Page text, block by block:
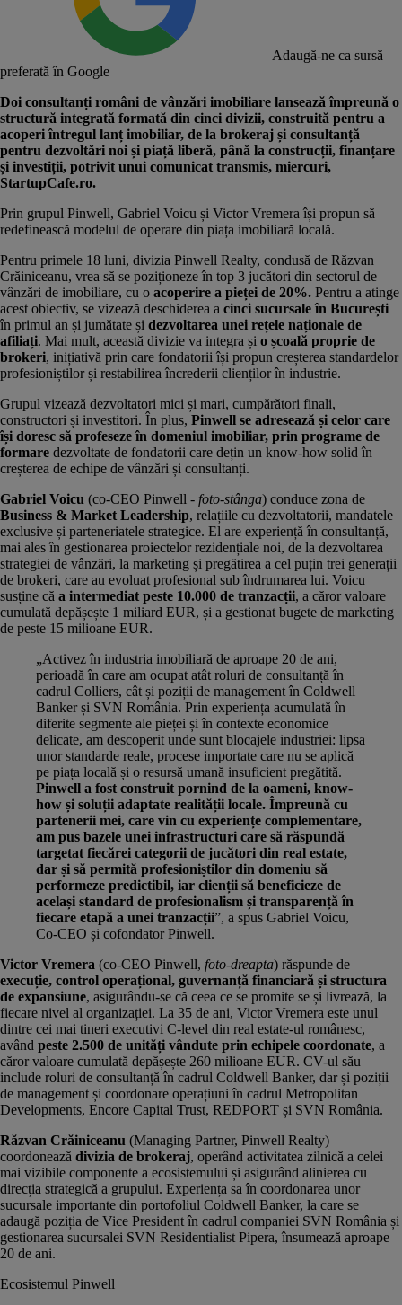
Adaugă-ne ca sursă
preferată în Google
Doi consultanți români de vânzări imobiliare lansează împreună o
structură integrată formată din cinci divizii, construită pentru a
acoperi întregul lanț imobiliar, de la brokeraj și consultanță
pentru dezvoltări noi și piață liberă, până la construcții, finanțare
și investiții, potrivit unui comunicat transmis, miercuri,
StartupCafe.ro.
Prin grupul Pinwell, Gabriel Voicu și Victor Vremera își propun să
redefinească modelul de operare din piața imobiliară locală.
Pentru primele 18 luni, divizia Pinwell Realty, condusă de Răzvan
Crăiniceanu, vrea să se poziționeze în top 3 jucători din sectorul de
vânzări de imobiliare, cu o acoperire a pieței de 20%. Pentru a atinge
acest obiectiv, se vizează deschiderea a cinci sucursale în București
în primul an și jumătate și dezvoltarea unei rețele naționale de
afiliați. Mai mult, această divizie va integra și o școală proprie de
brokeri, inițiativă prin care fondatorii își propun creșterea standardelor
profesioniștilor și restabilirea încrederii clienților în industrie.
Grupul vizează dezvoltatori mici și mari, cumpărători finali,
constructori și investitori. În plus, Pinwell se adresează și celor care
își doresc să profeseze în domeniul imobiliar, prin programe de
formare dezvoltate de fondatorii care dețin un know-how solid în
creșterea de echipe de vânzări și consultanți.
Gabriel Voicu (co-CEO Pinwell - foto-stânga) conduce zona de
Business & Market Leadership, relațiile cu dezvoltatorii, mandatele
exclusive și parteneriatele strategice. El are experiență în consultanță,
mai ales în gestionarea proiectelor rezidențiale noi, de la dezvoltarea
strategiei de vânzări, la marketing și pregătirea a cel puțin trei generații
de brokeri, care au evoluat profesional sub îndrumarea lui. Voicu
susține că a intermediat peste 10.000 de tranzacții, a căror valoare
cumulată depășește 1 miliard EUR, și a gestionat bugete de marketing
de peste 15 milioane EUR.
„Activez în industria imobiliară de aproape 20 de ani,
perioadă în care am ocupat atât roluri de consultanță în
cadrul Colliers, cât și poziții de management în Coldwell
Banker și SVN România. Prin experiența acumulată în
diferite segmente ale pieței și în contexte economice
delicate, am descoperit unde sunt blocajele industriei: lipsa
unor standarde reale, procese importate care nu se aplică
pe piața locală și o resursă umană insuficient pregătită.
Pinwell a fost construit pornind de la oameni, know-
how și soluții adaptate realității locale. Împreună cu
partenerii mei, care vin cu experiențe complementare,
am pus bazele unei infrastructuri care să răspundă
targetat fiecărei categorii de jucători din real estate,
dar și să permită profesioniștilor din domeniu să
performeze predictibil, iar clienții să beneficieze de
același standard de profesionalism și transparență în
fiecare etapă a unei tranzacții”, a spus Gabriel Voicu,
Co-CEO și cofondator Pinwell.
Victor Vremera (co-CEO Pinwell, foto-dreapta) răspunde de
execuție, control operațional, guvernanță financiară și structura
de expansiune, asigurându-se că ceea ce se promite se și livrează, la
fiecare nivel al organizației. La 35 de ani, Victor Vremera este unul
dintre cei mai tineri executivi C-level din real estate-ul românesc,
având peste 2.500 de unități vândute prin echipele coordonate, a
căror valoare cumulată depășește 260 milioane EUR. CV-ul său
include roluri de consultanță în cadrul Coldwell Banker, dar și poziții
de management și coordonare operațiuni în cadrul Metropolitan
Developments, Encore Capital Trust, REDPORT și SVN România.
Răzvan Crăiniceanu (Managing Partner, Pinwell Realty)
coordonează divizia de brokeraj, operând activitatea zilnică a celei
mai vizibile componente a ecosistemului și asigurând alinierea cu
direcția strategică a grupului. Experiența sa în coordonarea unor
sucursale importante din portofoliul Coldwell Banker, la care se
adaugă poziția de Vice President în cadrul companiei SVN România și
gestionarea sucursalei SVN Residentialist Pipera, însumează aproape
20 de ani.
Ecosistemul Pinwell